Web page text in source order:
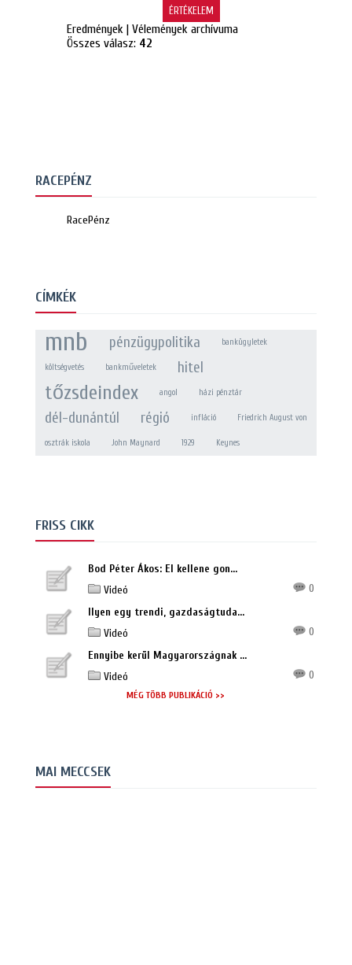
Eredmények| Vélemények archívuma
Összes válasz: 42
RACEPÉNZ
RacePénz
CÍMKÉK
mnb pénzügypolitika bankügyletek
költségvetés bankműveletek hitel
tőzsdeindex angol házi pénztár
dél-dunántúl régió infláció Friedrich August von
osztrák iskola John Maynard 1929 Keynes
FRISS CIKK
Bod Péter Ákos: El kellene gon...
Videó
0
Ilyen egy trendi, gazdaságtuda...
Videó
0
Ennyibe kerül Magyarországnak ...
Videó
0
MÉG TÖBB PUBLIKÁCIÓ >>
MAI MECCSEK